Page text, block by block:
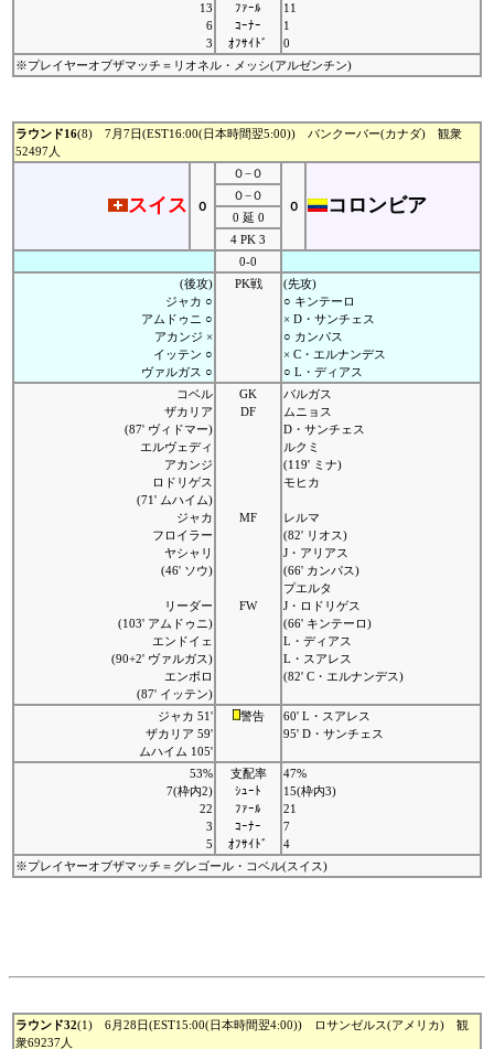
13
6
3
ﾌｧｰﾙ
ｺｰﾅｰ
ｵﾌｻｲﾄﾞ
11
1
0
※プレイヤーオブザマッチ＝リオネル・メッシ(アルゼンチン)
ラウンド16(8) 7月7日(EST16:00(日本時間翌5:00)) バンクーバー(カナダ) 観衆
52497人
スイス ０
０−０
０ コロンビア
０−０
0 延 0
4 PK 3
0-0
(後攻)
ジャカ ○
アムドゥニ ○
アカンジ ×
イッテン ○
ヴァルガス ○
PK戦
(先攻)
○ キンテーロ
× D・サンチェス
○ カンパス
× C・エルナンデス
○ L・ディアス
コベル
ザカリア
(87' ヴィドマー)
エルヴェディ
アカンジ
ロドリゲス
(71' ムハイム)
ジャカ
フロイラー
ヤシャリ
(46' ソウ)
リーダー
(103' アムドゥニ)
エンドイェ
(90+2' ヴァルガス)
エンボロ
(87' イッテン)
GK
DF
MF
FW
バルガス
ムニョス
D・サンチェス
ルクミ
(119' ミナ)
モヒカ
レルマ
(82' リオス)
J・アリアス
(66' カンパス)
プエルタ
J・ロドリゲス
(66' キンテーロ)
L・ディアス
L・スアレス
(82' C・エルナンデス)
ジャカ 51'
ザカリア 59'
ムハイム 105'
警告
60' L・スアレス
95' D・サンチェス
53%
7(枠内2)
22
3
5
支配率
ｼｭｰﾄ
ﾌｧｰﾙ
ｺｰﾅｰ
ｵﾌｻｲﾄﾞ
47%
15(枠内3)
21
7
4
※プレイヤーオブザマッチ＝グレゴール・コベル(スイス)
ラウンド32(1) 6月28日(EST15:00(日本時間翌4:00)) ロサンゼルス(アメリカ) 観
衆69237人